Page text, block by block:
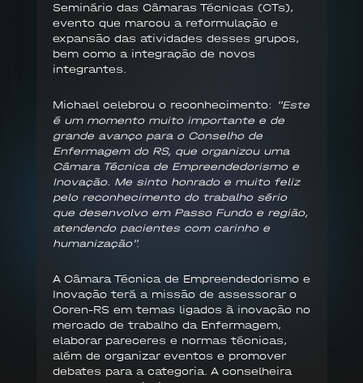
Seminário das Câmaras Técnicas (CTs),
evento que marcou a reformulação e
expansão das atividades desses grupos,
bem como a integração de novos
integrantes.
Michael celebrou o reconhecimento:
"Este
é um momento muito importante e de
grande avanço para o Conselho de
Enfermagem do RS, que organizou uma
Câmara Técnica de Empreendedorismo e
Inovação. Me sinto honrado e muito feliz
pelo reconhecimento do trabalho sério
que desenvolvo em Passo Fundo e região,
atendendo pacientes com carinho e
humanização".
A Câmara Técnica de Empreendedorismo e
Inovação terá a missão de assessorar o
Coren-RS em temas ligados à inovação no
mercado de trabalho da Enfermagem,
elaborar pareceres e normas técnicas,
além de organizar eventos e promover
debates para a categoria. A conselheira